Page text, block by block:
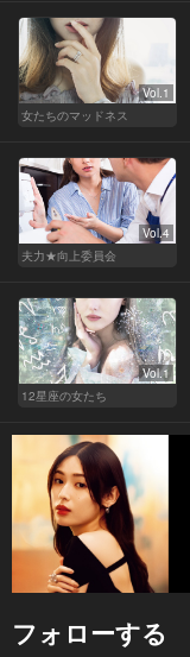
Vol.1
女たちのマッドネス
Vol.4
夫力★向上委員会
Vol.1
12星座の女たち
フォローする